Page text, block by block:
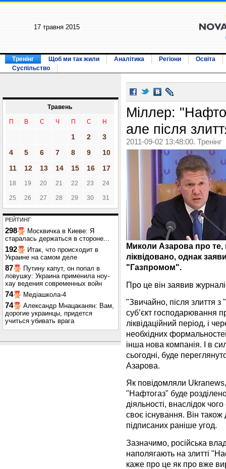
17 травня 2015
Тренінг Щоб ми так жили Аналітика Регіони
Освіта
Суспільство
Травень
П В С Ч П С Н
1 2
3
4
5 6 7 8 9
10
11
12 13 14 15 16 17
18 19 20 21 22 23 24
25 26 27 28 29 30 31
РЕЙТИНГ
298
Москвичка в Киеве: Я
старалась держаться в стороне...
192
Итак, что происходит в
Украине на самом деле
87
Путину капут, он попал в
ловушку: Украина применила ноу-
хау ведения современных войн
74 Медіашкола-4
74
Александр Мнацаканян: Вам,
дорогие украинцы, придется
учиться убивать врага
Міллер:
але після
2011-09-02 13:48:00. Тренінг
Миколи Азарова про
ліквідовано, однак
"Газпромом".
Про це він заявив
"Звичайно, після злиття
суб’єкт господарювання
ліквідаційний період, і
необхідних
інша нова компанія. І в
сьогодні, буде
Азарова.
Як повідомляли
"Нафтогаз" буде
діяльності, внаслідок
своє існування. Він
підписаних раніше угод.
Зазначимо, російська
наполягають на злитті
каже про це як про вже